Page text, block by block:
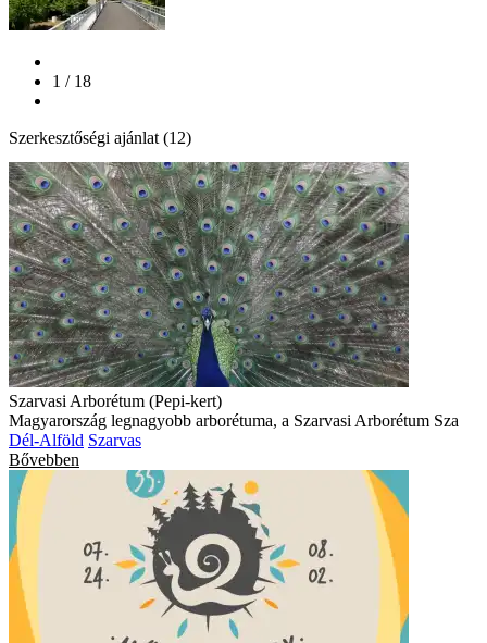
1 / 18
Szerkesztőségi ajánlat (12)
Szarvasi Arborétum (Pepi-kert)
Magyarország legnagyobb arborétuma, a Szarvasi Arborétum Sza
Dél-Alföld Szarvas
Bővebben